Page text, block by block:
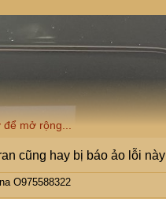
mở rộng...
cũng hay bị báo ảo lỗi này
O975588322